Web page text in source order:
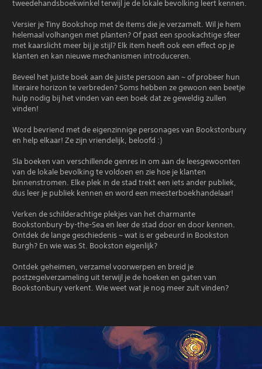
tweedehandsboekwinkel terwijl je de lokale bevolking leert kennen.
Versier je Tiny Bookshop met de items die je verzamelt. Wil je hem
helemaal volhangen met planten? Of past een spookachtige sfeer
met kaarslicht meer bij je stijl? Elk item heeft ook een effect op je
klanten en kan nieuwe mechanismen introduceren.
Beveel het juiste boek aan de juiste persoon aan ~ of probeer hun
literaire horizon te verbreden? Soms hebben ze gewoon een beetje
hulp nodig bij het vinden van een boek dat ze geweldig zullen
vinden!
Word bevriend met de eigenzinnige personages van Bookstonbury
en help elkaar! Ze zijn vriendelijk, beloofd :)
Sla boeken van verschillende genres in om aan de leesgewoonten
van de lokale bevolking te voldoen en zie hoe je klanten
binnenstromen. Elke plek in de stad trekt een iets ander publiek,
dus leer je publiek kennen en word een meesterboekhandelaar!
Verken de schilderachtige plekjes van het charmante
Bookstonbury-by-the-Sea en leer de stad door en door kennen.
Ontdek de lange geschiedenis ~ wat is er gebeurd in Bookston
Burgh? En wie was St. Bookston eigenlijk?
Ontdek geheimen, verzamel voorwerpen en breid je
postzegelverzameling uit terwijl je de hoeken en gaten van
Bookstonbury verkent. Wie weet wat je nog meer zult vinden?